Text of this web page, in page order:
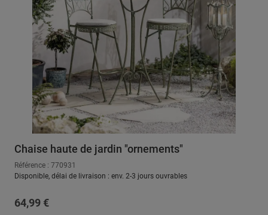
Chaise haute de jardin "ornements"
Référence : 770931
Disponible, délai de livraison : env. 2-3 jours ouvrables
Prix régulier :
64,99 €